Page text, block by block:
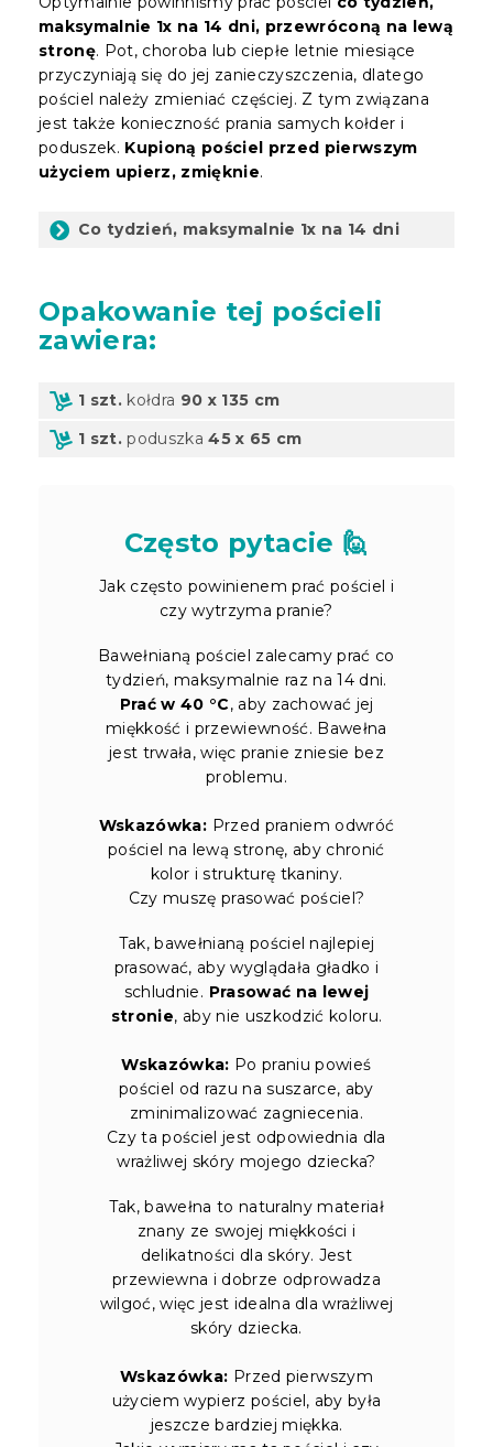
maksymalnie 1x na 14 dni, przewróconą na lewą
stronę. Pot, choroba lub ciepłe letnie miesiące
przyczyniają się do jej zanieczyszczenia, dlatego
pościel należy zmieniać częściej. Z tym związana
jest także konieczność prania samych kołder i
poduszek. Kupioną pościel przed pierwszym
użyciem upierz, zmięknie.
Co tydzień, maksymalnie 1x na 14 dni
Opakowanie tej pościeli
zawiera:
1 szt. kołdra 90 x 135 cm
1 szt. poduszka45 x 65 cm
Często pytacie 🙋
Jak często powinienem prać pościel i
czy wytrzyma pranie?
Bawełnianą pościel zalecamy prać co
tydzień, maksymalnie raz na 14 dni.
Prać w 40 °C, aby zachować jej
miękkość i przewiewność. Bawełna
jest trwała, więc pranie zniesie bez
problemu.
Wskazówka: Przed praniem odwróć
pościel na lewą stronę, aby chronić
kolor i strukturę tkaniny.
Czy muszę prasować pościel?
Tak, bawełnianą pościel najlepiej
prasować, aby wyglądała gładko i
schludnie. Prasować na lewej
stronie, aby nie uszkodzić koloru.
Wskazówka: Po praniu powieś
pościel od razu na suszarce, aby
zminimalizować zagniecenia.
Czy ta pościel jest odpowiednia dla
wrażliwej skóry mojego dziecka?
Tak, bawełna to naturalny materiał
znany ze swojej miękkości i
delikatności dla skóry. Jest
przewiewna i dobrze odprowadza
wilgoć, więc jest idealna dla wrażliwej
skóry dziecka.
Wskazówka: Przed pierwszym
użyciem wypierz pościel, aby była
jeszcze bardziej miękka.